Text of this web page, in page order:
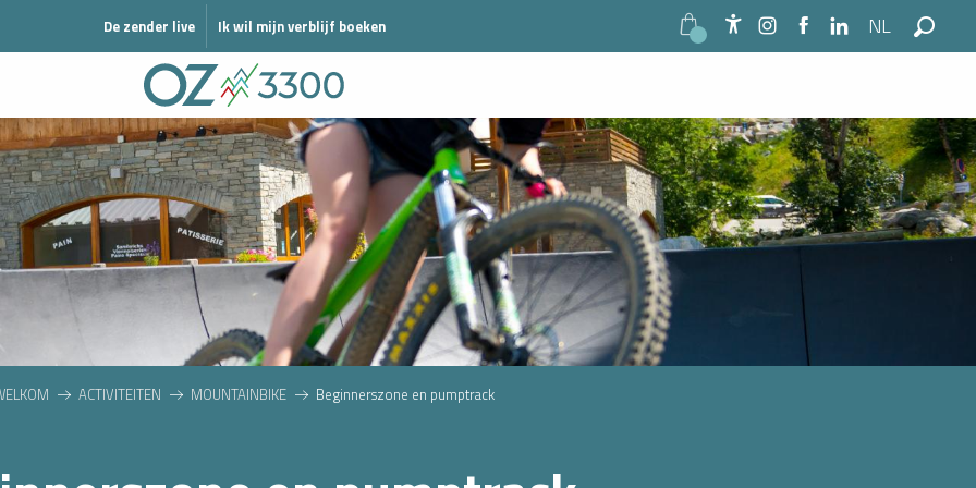
Accessibilité
HIVER De zender live Ik wil mijn verblijf boeken NL
Zoek
ACTIVITEITEN MOUNTAINBIKE Beginnerszone en pumptrack